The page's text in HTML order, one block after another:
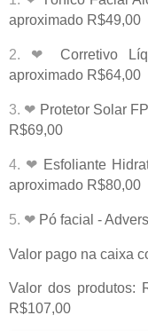
aproximado R$49,00
2. ❤
Corretivo
aproximado R$64,00
3. ❤ Protetor Solar
R$69,00
4. ❤ Esfoliante
aproximado R$80,00
5. ❤ Pó facial -
Valor pago na caixa
Valor dos produtos:
R$107,00